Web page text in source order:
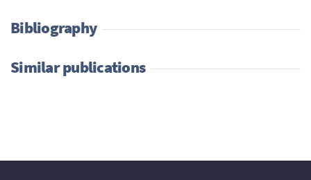
Bibliography
Similar publications